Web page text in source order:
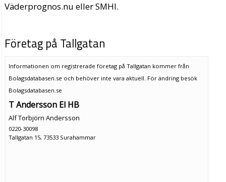
Väderprognos.nu eller SMHI.
Företag på Tallgatan
Informationen om registrerade företag på Tallgatan kommer från
Bolagsdatabasen.se och behöver inte vara aktuell. För ändring besök
Bolagsdatabasen.se
T Andersson El HB
Alf Torbjörn Andersson
0220-30098
Tallgatan 15, 73533 Surahammar